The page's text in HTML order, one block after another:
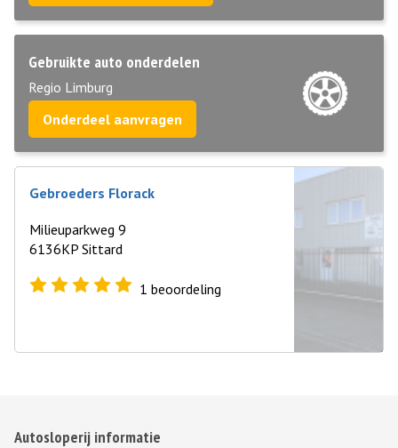
Gebruikte auto onderdelen
Regio Limburg
Onderdeel aanvragen
Gebroeders Florack
Milieuparkweg 9
6136KP Sittard
1 beoordeling
Autosloperij informatie